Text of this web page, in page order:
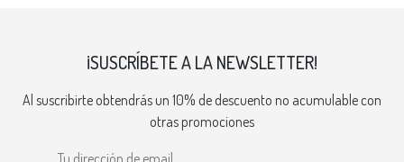
¡SUSCRÍBETE A LA NEWSLETTER!
Al suscribirte obtendrás un 10% de descuento no acumulable con
otras promociones